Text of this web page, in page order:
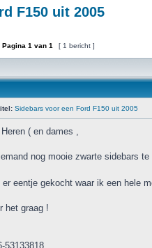
F150 uit 2005
Pagina 1 van 1 [ 1 bericht ]
Sidebars voor een Ford F150 uit 2005
( en dames ,
nog mooie zwarte sidebars
er eentje gekocht waar ik een hele
het graag !
53133818